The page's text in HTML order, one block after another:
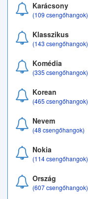
Karácsony
(109 csengőhangok)
Klasszikus
(143 csengőhangok)
Komédia
(335 csengőhangok)
Korean
(465 csengőhangok)
Nevem
(48 csengőhangok)
Nokia
(114 csengőhangok)
Ország
(607 csengőhangok)